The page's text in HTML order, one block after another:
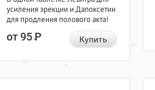
усиления эрекции и Дапоксетин
для продления полового акта!
от 95Р Купить